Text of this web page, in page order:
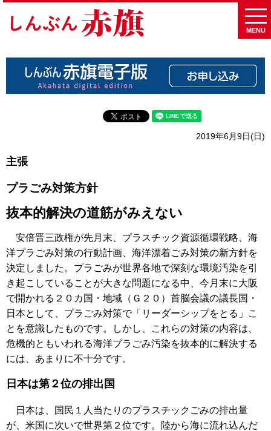
MENU
2019年6月9日(日)
主張
プラごみ対策方針
抜本的解決の道筋がみえない
安倍晋三政権が先月末、プラスチック資源循環戦略、海
洋プラごみ対策の行動計画、海洋漂着ごみ対策の新方針を
決定しました。プラごみが世界各地で深刻な環境汚染を引
き起こしていることが大きな問題になる中、今月末に大阪
で開かれる２０カ国・地域（Ｇ２０）首脳会議の議長国・
日本として、プラごみ対策で「リーダーシップをとる」こ
とを意識したものです。しかし、これらの対策の内容は、
危機的ともいわれる海洋プラごみ汚染を抜本的に解決する
には、あまりに不十分です。
日本は第２位の排出国
日本は、国民１人当たりのプラスチックごみの排出量
が、米国に次いで世界第２位です。陸から海に流れ込んだ